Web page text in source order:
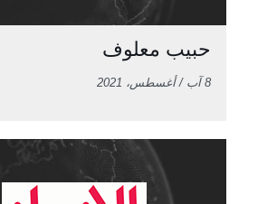
حبيب معلوف
8 آب / أغسطس، 2021